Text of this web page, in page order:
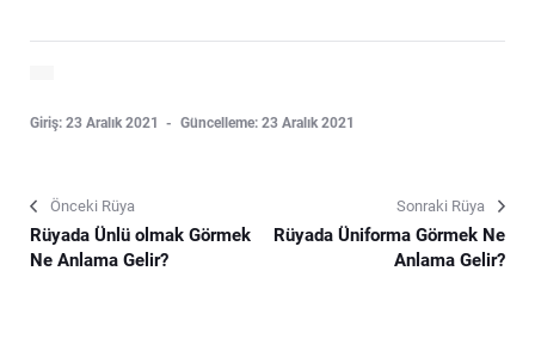
Giriş: 23 Aralık 2021 Güncelleme: 23 Aralık 2021
Önceki Rüya
Rüyada Ünlü olmak Görmek
Ne Anlama Gelir?
Sonraki Rüya
Rüyada Üniforma Görmek Ne
Anlama Gelir?